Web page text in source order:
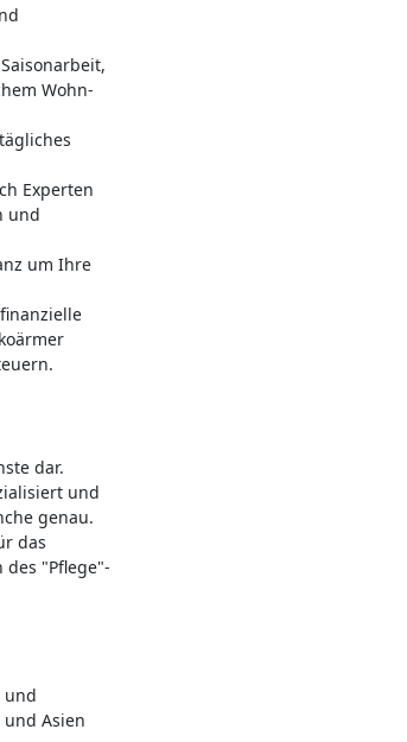
Wohn-
Experten
und
um Ihre
dar.
und
genau.
das
"Pflege"-
und
Asien